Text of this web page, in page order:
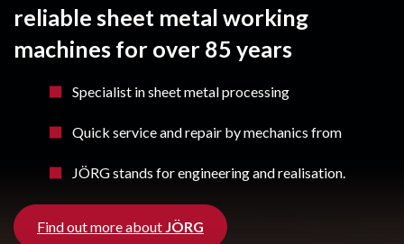
reliable sheet metal working
machines for over 85 years
Specialist in sheet metal processing
Quick service and repair by mechanics from
JÖRG stands for engineering and realisation.
Find out more about JÖRG